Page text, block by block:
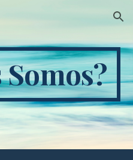
Skip to navigation
Somos?